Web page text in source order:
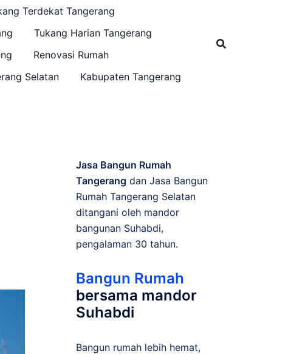
Terdekat Tangerang
Tukang Harian Tangerang
Renovasi Rumah
Selatan Kabupaten Tangerang
Jasa Bangun Rumah
Tangerang dan Jasa Bangun
Rumah Tangerang Selatan
ditangani oleh mandor
bangunan Suhabdi,
pengalaman 30 tahun.
Bangun Rumah
bersama mandor
Suhabdi
Bangun rumah lebih hemat,